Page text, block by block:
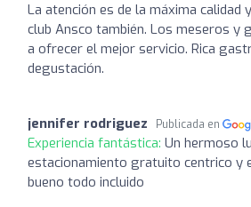
La atención es de la máxima calidad
club Ansco también. Los meseros y
a ofrecer el mejor servicio. Rica
degustación.
jennifer rodriguez Publicada en
Experiencia fantástica: Un hermoso
estacionamiento gratuito centrico y
bueno todo incluido